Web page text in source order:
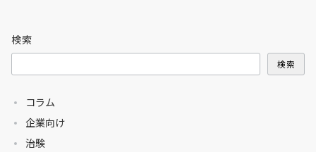
検索
検索
コラム
企業向け
治験